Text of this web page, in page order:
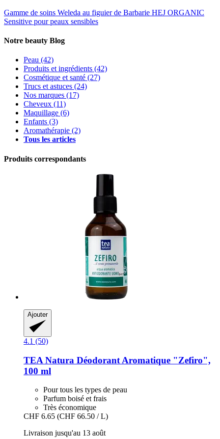
Gamme de soins Weleda au figuier de Barbarie HEJ ORGANIC
Sensitive pour peaux sensibles
Notre beauty Blog
Peau (42)
Produits et ingrédients (42)
Cosmétique et santé (27)
Trucs et astuces (24)
Nos marques (17)
Cheveux (11)
Maquillage (6)
Enfants (3)
Aromathérapie (2)
Tous les articles
Produits correspondants
Ajouter
4.1 (50)
TEA Natura Déodorant Aromatique "Zefiro",
100 ml
Pour tous les types de peau
Parfum boisé et frais
Très économique
CHF 6.65 (CHF 66.50 / L)
Livraison jusqu'au 13 août